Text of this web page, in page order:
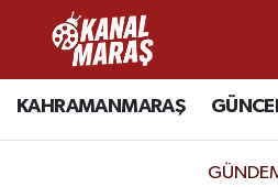
KAHRAMANMARAŞ
CANLI YAYIN
KAHRAMANMARAŞ
Kahramanmaraş
Kahramanmaraş Hava